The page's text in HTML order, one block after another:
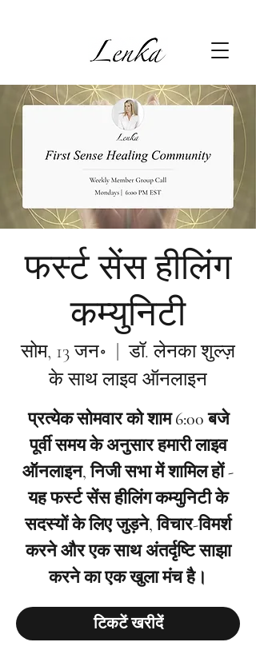
फर्स्ट सेंस हीलिंग
कम्युनिटी
सोम, 13 जन॰
  |
डॉ. लेनका शुल्ज़
के साथ लाइव ऑनलाइन
प्रत्येक सोमवार को शाम 6:00 बजे
पूर्वी समय के अनुसार हमारी लाइव
ऑनलाइन, निजी सभा में शामिल हों -
यह फर्स्ट सेंस हीलिंग कम्युनिटी के
सदस्यों के लिए जुड़ने, विचार-विमर्श
करने और एक साथ अंतर्दृष्टि साझा
करने का एक खुला मंच है।
टिकटें खरीदें